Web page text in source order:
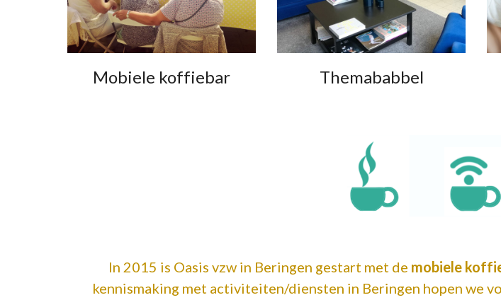
Mobiele koffiebar Themababbel
In 2015 is Oasis vzw in Beringen gestart met de mobiele
kennismaking met activiteiten/diensten in Beringen hopen we